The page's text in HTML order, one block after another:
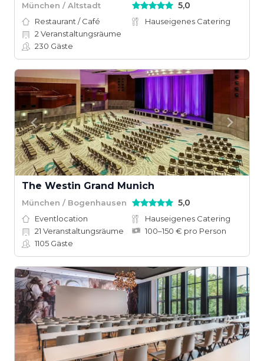
München / Altstadt 5,0
Restaurant / Café
Hauseigenes Catering
2 Veranstaltungsräume
230 Gäste
The Westin Grand Munich
München / Bogenhausen 5,0
Eventlocation
Hauseigenes Catering
21 Veranstaltungsräume
100–150 € pro Person
1105 Gäste